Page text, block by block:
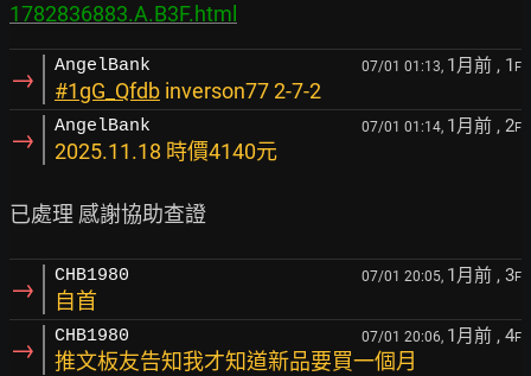
1782836883.A.B3F.html
→ AngelBank 07/01 01:13, 1月前 , 1 F
#1gG_Qfdb inverson77 2-7-2
→ AngelBank 07/01 01:14, 1月前 , 2F
2025.11.18 時價4140元
→ CHB1980 07/01 20:05, 1月前 , 3F
自首
→ CHB1980 07/01 20:06, 1月前 , 4F
推文板友告知我才知道新品要買一個月